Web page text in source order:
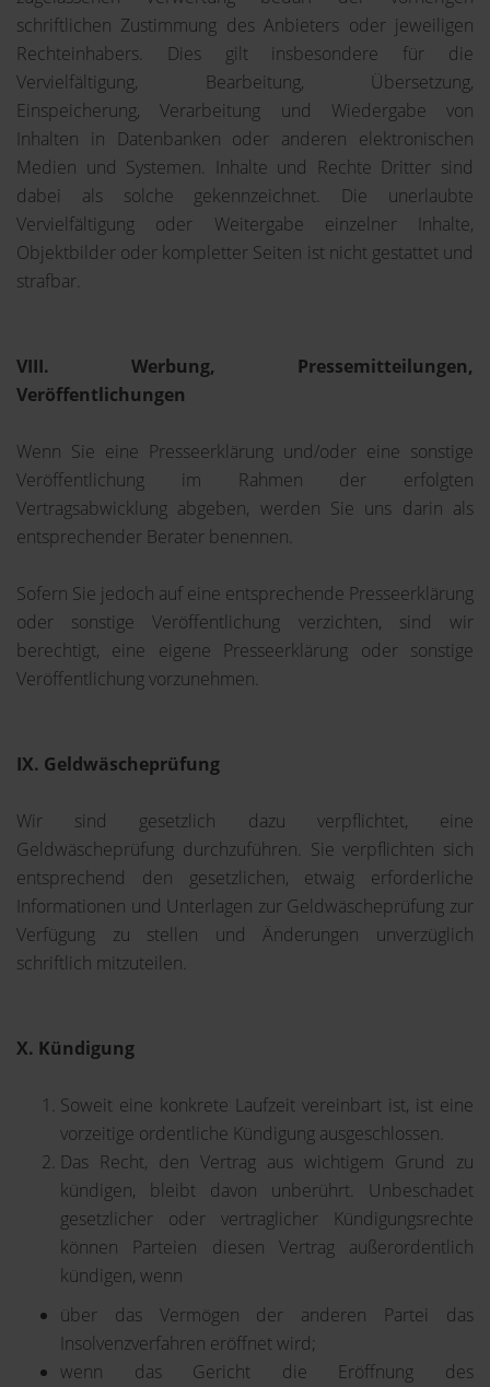
schriftlichen Zustimmung des Anbieters oder jeweiligen
Rechteinhabers. Dies gilt insbesondere für die
Vervielfältigung, Bearbeitung, Übersetzung,
Einspeicherung, Verarbeitung und Wiedergabe von
Inhalten in Datenbanken oder anderen elektronischen
Medien und Systemen. Inhalte und Rechte Dritter sind
dabei als solche gekennzeichnet. Die unerlaubte
Vervielfältigung oder Weitergabe einzelner Inhalte,
Objektbilder oder kompletter Seiten ist nicht gestattet und
strafbar.
VIII. Werbung, Pressemitteilungen,
Veröffentlichungen
Wenn Sie eine Presseerklärung und/oder eine sonstige
Veröffentlichung im Rahmen der erfolgten
Vertragsabwicklung abgeben, werden Sie uns darin als
entsprechender Berater benennen.
Sofern Sie jedoch auf eine entsprechende Presseerklärung
oder sonstige Veröffentlichung verzichten, sind wir
berechtigt, eine eigene Presseerklärung oder sonstige
Veröffentlichung vorzunehmen.
IX. Geldwäscheprüfung
Wir sind gesetzlich dazu verpflichtet, eine
Geldwäscheprüfung durchzuführen. Sie verpflichten sich
entsprechend den gesetzlichen, etwaig erforderliche
Informationen und Unterlagen zur Geldwäscheprüfung zur
Verfügung zu stellen und Änderungen unverzüglich
schriftlich mitzuteilen.
X. Kündigung
Soweit eine konkrete Laufzeit vereinbart ist, ist eine
vorzeitige ordentliche Kündigung ausgeschlossen.
Das Recht, den Vertrag aus wichtigem Grund zu
kündigen, bleibt davon unberührt. Unbeschadet
gesetzlicher oder vertraglicher Kündigungsrechte
können Parteien diesen Vertrag außerordentlich
kündigen, wenn
über das Vermögen der anderen Partei das
Insolvenzverfahren eröffnet wird;
wenn das Gericht die Eröffnung des